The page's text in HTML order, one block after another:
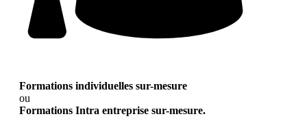
Formations individuelles sur-mesure
ou
Formations Intra entreprise sur-mesure.